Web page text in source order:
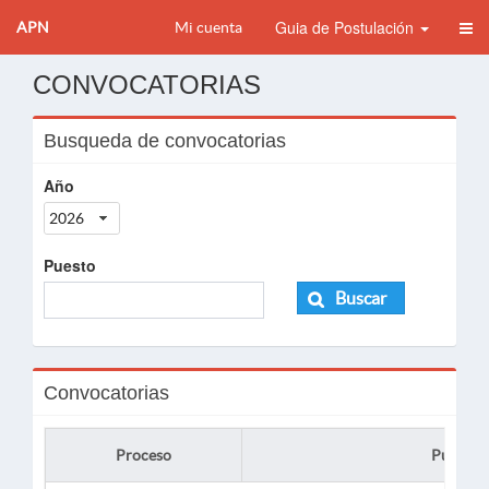
APN Mi cuenta Guia de Postulación
CONVOCATORIAS
Busqueda de convocatorias
Año
2026
Puesto
Buscar
Convocatorias
Proceso Puesto